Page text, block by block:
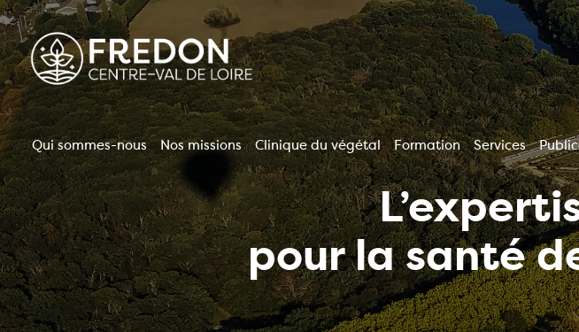
Aller
au
contenu
principal
Navigation
principale
Qui sommes-nous Nos missions Clinique du végétal Formation Services
pour la santé